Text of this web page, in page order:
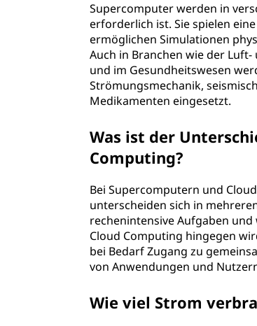
Supercomputer werden in
erforderlich ist. Sie spielen
ermöglichen Simulationen
Auch in Branchen wie der
und im Gesundheitswesen
Strömungsmechanik,
Medikamenten eingesetzt.
Was ist der
Computing?
Bei Supercomputern und
unterscheiden sich in
rechenintensive Aufgaben
Cloud Computing hingegen
bei Bedarf Zugang zu
von Anwendungen und
Wie viel Strom